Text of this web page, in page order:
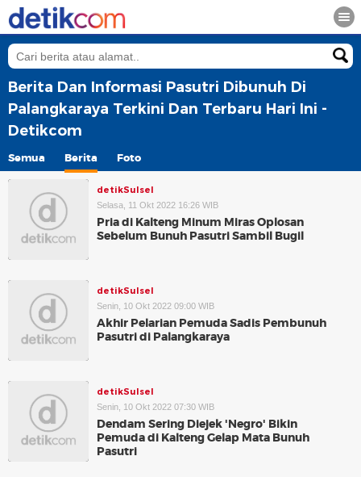
Berita Dan Informasi Pasutri Dibunuh Di
Palangkaraya Terkini Dan Terbaru Hari Ini -
Detikcom
Semua Berita Foto
detikSulsel
Selasa, 11 Okt 2022 16:26 WIB
Pria di Kalteng Minum Miras Oplosan
Sebelum Bunuh Pasutri Sambil Bugil
detikSulsel
Senin, 10 Okt 2022 09:00 WIB
Akhir Pelarian Pemuda Sadis Pembunuh
Pasutri di Palangkaraya
detikSulsel
Senin, 10 Okt 2022 07:30 WIB
Dendam Sering Diejek 'Negro' Bikin
Pemuda di Kalteng Gelap Mata Bunuh
Pasutri